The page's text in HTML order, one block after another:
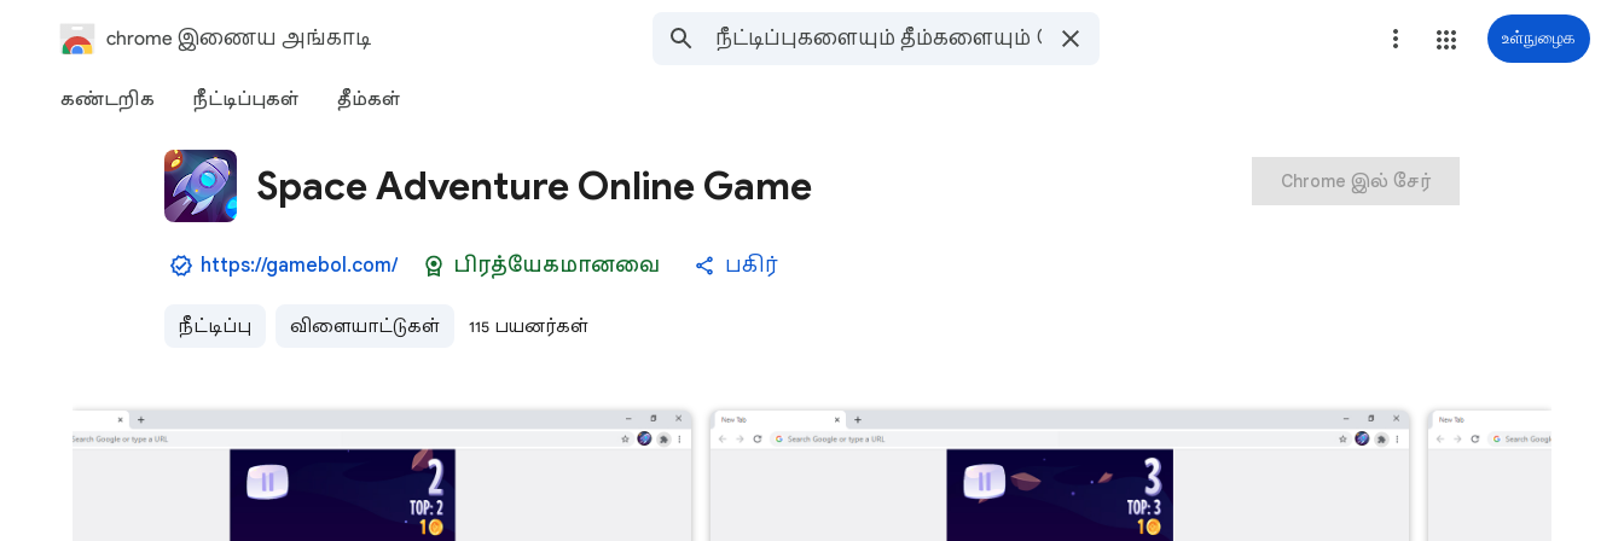
chrome இணைய அங்காடி உள்நுழைக
கண்டறிக நீட்டிப்புகள் தீம்கள்
Space Adventure Online Game
https://gamebol.com/ பிரத்யேகமானவை பகிர்
நீட்டிப்பு விளையாட்டுகள் 115 பயனர்கள்
Chrome இல் சேர்